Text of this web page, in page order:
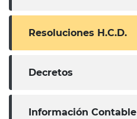
Resoluciones H.C.D.
Decretos
Información Contable